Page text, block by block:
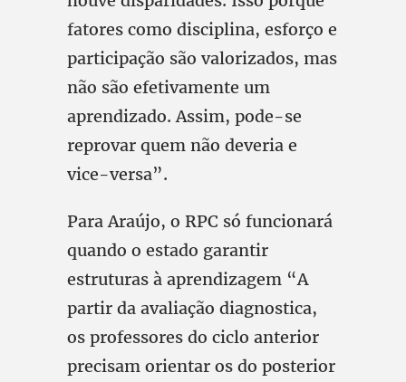
fatores como disciplina, esforço e
participação são valorizados, mas
não são efetivamente um
aprendizado. Assim, pode-se
reprovar quem não deveria e
vice-versa”.
Para Araújo, o RPC só funcionará
quando o estado garantir
estruturas à aprendizagem “A
partir da avaliação diagnostica,
os professores do ciclo anterior
precisam orientar os do posterior